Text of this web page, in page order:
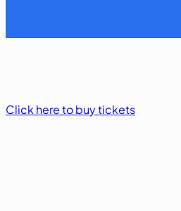
Click here to buy tickets